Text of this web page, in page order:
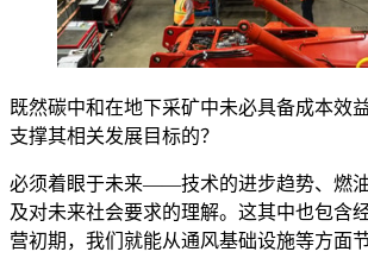
既然碳中和在地下采矿中未必具备成本效
支撑其相关发展目标的？
必须着眼于未来——技术的进步趋势、燃
及对未来社会要求的理解。这其中也包含
营初期，我们就能从通风基础设施等方面